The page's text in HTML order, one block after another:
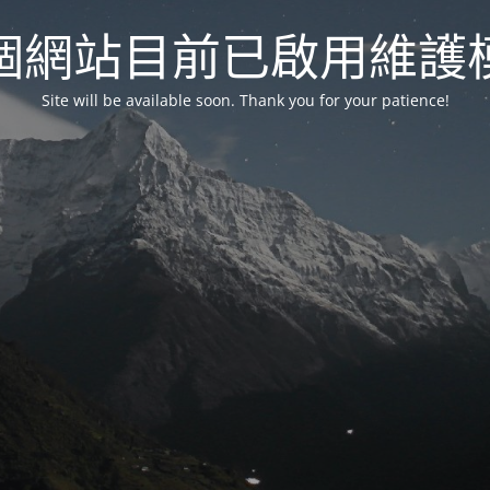
網站目前已啟用維護
Site will be available soon. Thank you for your patience!